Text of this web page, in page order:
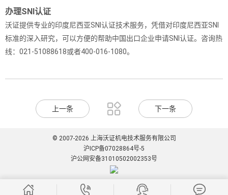
办理SNI认证
沃证提供专业的印度尼西亚SNI认证技术服务，凭借对印度尼西亚SNI
标准的深入研究，可以方便的帮助中国出口企业申请SNI认证。咨询热
线：021-51088618或者400-016-1080。
上一条  下一条
© 2007-2026 上海沃证机电技术服务有限公司
沪ICP备07028864号-5
沪公网安备31010502002353号
   